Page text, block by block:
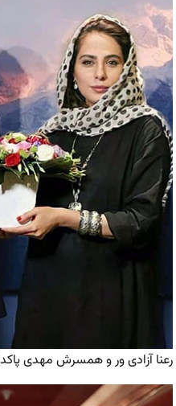
رعنا آزادی ور و همسرش مهدی